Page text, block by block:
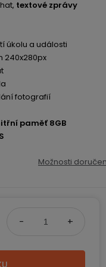
textové zprávy
úkolu a události
240x280px
fotografií
paměť 8GB
Možnosti